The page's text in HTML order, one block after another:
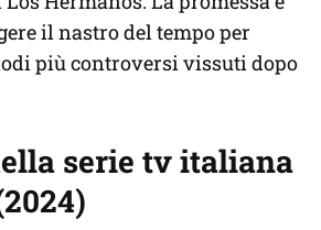
il nastro del tempo per
più controversi vissuti dopo
serie tv italiana